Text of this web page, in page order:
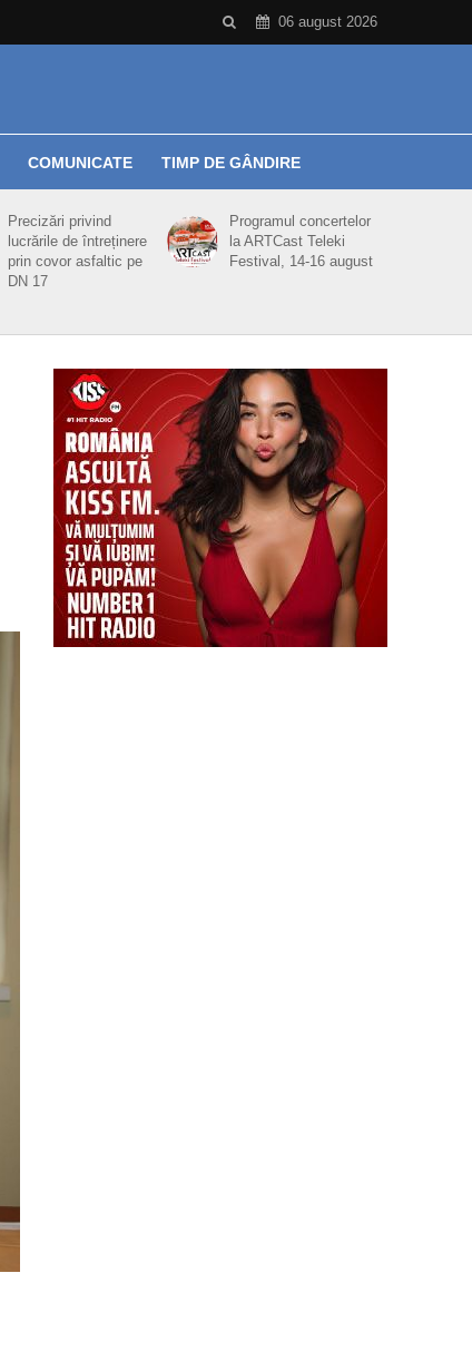
06 august 2026
COMUNICATE TIMP DE GÂNDIRE
Precizări privind
lucrările de întreținere
prin covor asfaltic pe
DN 17
Programul concertelor
la ARTCast Teleki
Festival, 14-16 august